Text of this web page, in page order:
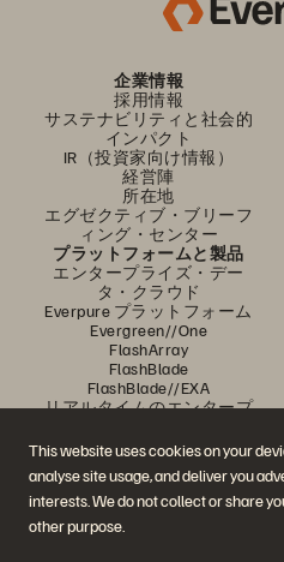
This website uses cookies on your
analyse site usage, and deliver you
interests. We do not collect or share
other purpose.
企業情報
採用情報
サステナビリティと社会的
インパクト
IR（投資家向け情報）
経営陣
所在地
エグゼクティブ・ブリーフ
ィング・センター
プラットフォームと製品
エンタープライズ・デー
タ・クラウド
Everpure プラットフォーム
Evergreen//One
FlashArray
FlashBlade
FlashBlade//EXA
リアルタイムのエンタープ
Portworx
Pure360 デモ
イベントと Web セミナー
製品その他の最新情報